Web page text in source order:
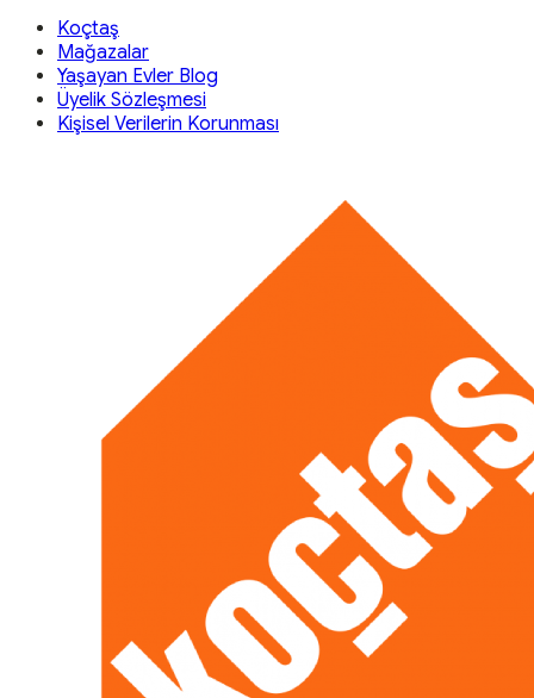
Koçtaş
Mağazalar
Yaşayan Evler Blog
Üyelik Sözleşmesi
Kişisel Verilerin Korunması